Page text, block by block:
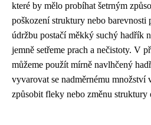
které by mělo probíhat šetrným
poškození struktury nebo barevnosti
údržbu postačí měkký suchý hadřík
jemně setřeme prach a nečistoty. V
můžeme použít mírně navlhčený
vyvarovat se nadměrnému množství
způsobit fleky nebo změnu struktury